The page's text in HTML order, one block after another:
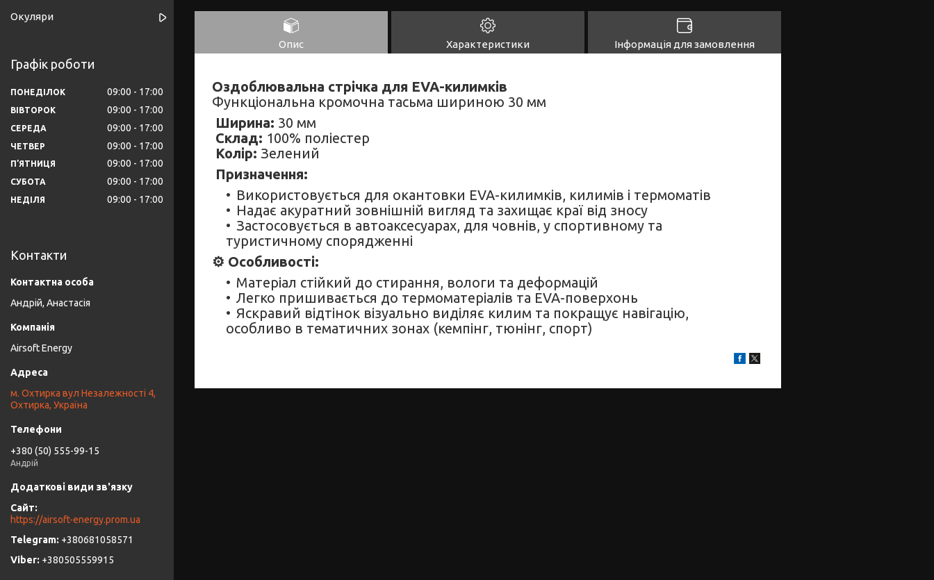
Опис Характеристики Інформація для замовлення
Оздоблювальна стрічка для EVA-килимків
Функціональна кромочна тасьма шириною 30 мм
Ширина: 30 мм
Склад: 100% поліестер
Колір: Зелений
Призначення:
Використовується для окантовки EVA-килимків, килимів і термоматів
Надає акуратний зовнішній вигляд та захищає краї від зносу
Застосовується в автоаксесуарах, для човнів, у спортивному та
туристичному спорядженні
⚙️ Особливості:
Матеріал стійкий до стирання, вологи та деформацій
Легко пришивається до термоматеріалів та EVA-поверхонь
Яскравий відтінок візуально виділяє килим та покращує навігацію,
особливо в тематичних зонах (кемпінг, тюнінг, спорт)
Окуляри
Графік роботи
ПОНЕДІЛОК 09:00 17:00
ВІВТОРОК 09:00 17:00
СЕРЕДА 09:00 17:00
ЧЕТВЕР 09:00 17:00
ПʼЯТНИЦЯ 09:00 17:00
СУБОТА 09:00 17:00
НЕДІЛЯ 09:00 17:00
Контакти
Андрій, Анастасія
Airsoft Energy
м. Охтирка вул Незалежності 4,
Охтирка, Україна
+380 (50) 555-99-15
Андрій
https://airsoft-energy.prom.ua
+380681058571
+380505559915